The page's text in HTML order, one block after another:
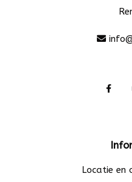
Locatie en